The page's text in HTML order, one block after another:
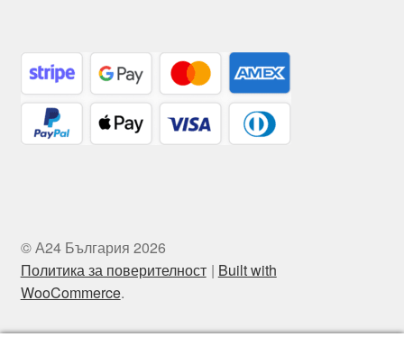
© А24 България 2026
Политика за поверителност
Built with
WooCommerce.